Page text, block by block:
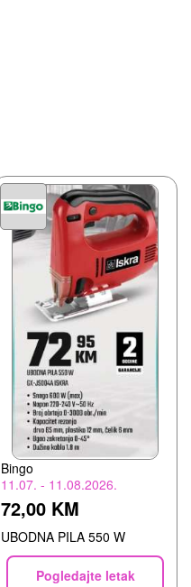
Bingo
11.07. - 11.08.2026.
72,00 KM
UBODNA PILA 550 W
Pogledajte letak